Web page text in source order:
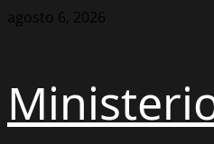
Saltar
agosto 6, 2026